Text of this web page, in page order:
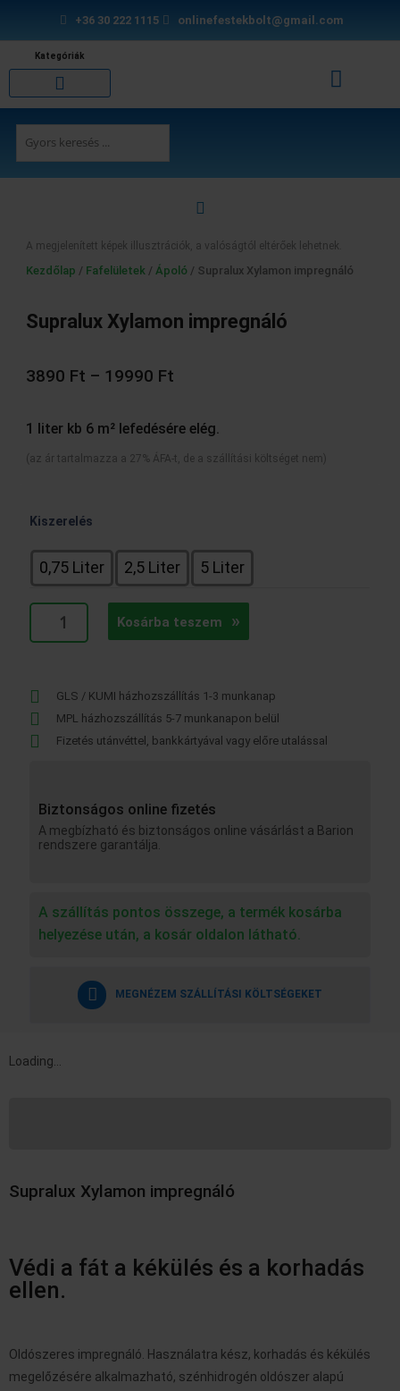
content
+36 30 222 1115 onlinefestekbolt@gmail.com
Kategóriák
Kosár
A megjelenített képek illusztrációk, a valóságtól eltérőek lehetnek.
Kezdőlap / Fafelületek / Ápoló / Supralux Xylamon impregnáló
Supralux Xylamon impregnáló
3890 Ft – 19990 Ft
1 liter kb 6 m² lefedésére elég.
(az ár tartalmazza a 27% ÁFA-t, de a szállítási költséget nem)
Kiszerelés
0,75 Liter 2,5 Liter 5 Liter
Xylamon
mennyiség
Kosárba teszem
GLS / KUMI házhozszállítás 1-3 munkanap
MPL házhozszállítás 5-7 munkanapon belül
Fizetés utánvéttel, bankkártyával vagy előre utalással
Biztonságos online fizetés
A megbízható és biztonságos online vásárlást a Barion
rendszere garantálja.
A szállítás pontos összege, a termék kosárba
helyezése után, a kosár oldalon látható.
MEGNÉZEM SZÁLLÍTÁSI KÖLTSÉGEKET
Loading...
Supralux Xylamon impregnáló
Védi a fát a kékülés és a korhadás
ellen.
Oldószeres impregnáló. Használatra kész, korhadás és kékülés
megelőzésére alkalmazható, szénhidrogén oldószer alapú